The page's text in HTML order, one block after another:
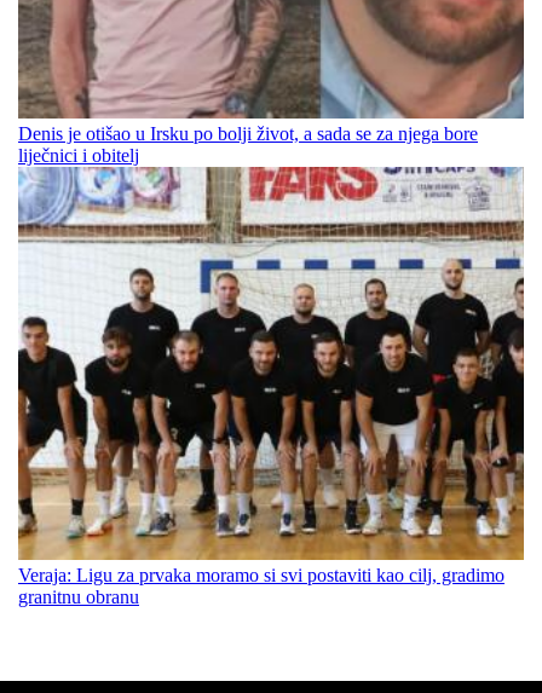
Denis je otišao u Irsku po bolji život, a sada se za njega bore
liječnici i obitelj
Veraja: Ligu za prvaka moramo si svi postaviti kao cilj, gradimo
granitnu obranu